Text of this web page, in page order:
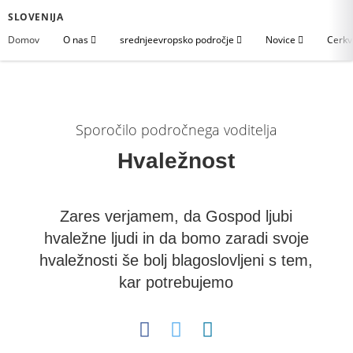
SLOVENIJA
Domov
O nas srednjeevropsko področje Novice
Sporočilo področnega voditelja
Hvaležnost
Zares verjamem, da Gospod ljubi
hvaležne ljudi in da bomo zaradi svoje
hvaležnosti še bolj blagoslovljeni s tem,
kar potrebujemo